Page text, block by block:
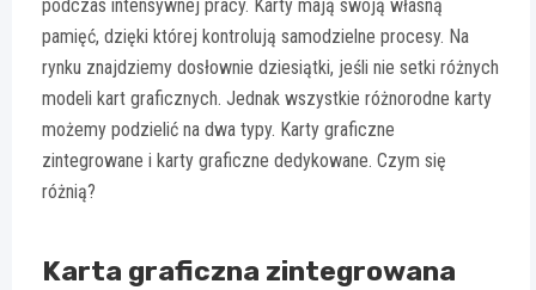
podczas intensywnej pracy. Karty mają swoją własną
pamięć, dzięki której kontrolują samodzielne procesy. Na
rynku znajdziemy dosłownie dziesiątki, jeśli nie setki różnych
modeli kart graficznych. Jednak wszystkie różnorodne karty
możemy podzielić na dwa typy. Karty graficzne
zintegrowane i karty graficzne dedykowane. Czym się
różnią?
Karta graficzna zintegrowana